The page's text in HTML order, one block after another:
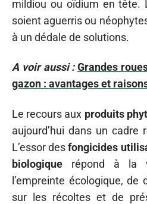
mildiou ou oïdium en tête.
soient aguerris ou
à un dédale de solutions.
A voir aussi : Grandes
gazon : avantages et
Le recours aux produits
aujourd’hui dans un cadre
L’essor desfongicides
biologique répond à la
l’empreinte écologique, de
sur les récoltes et de